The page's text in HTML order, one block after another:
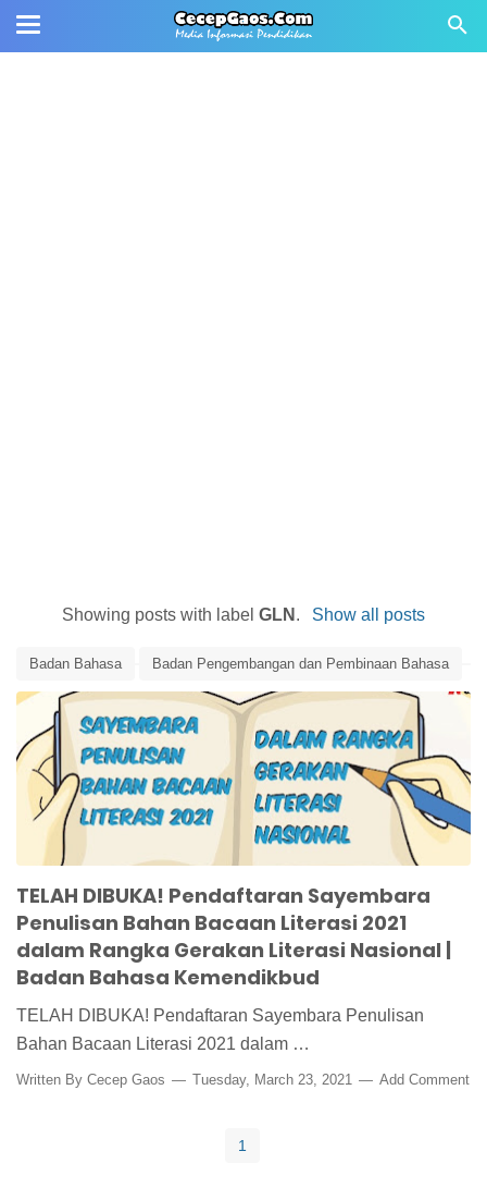
Showing posts with labelGLN . Show all posts
Badan Bahasa Badan Pengembangan dan Pembinaan Bahasa
Edunews Gerakan Literasi Nasional GLN Kemendikbud
Sayembara Penulisan Bahan Bacaan Literasi 2021
TELAH DIBUKA! Pendaftaran Sayembara
Penulisan Bahan Bacaan Literasi 2021
dalam Rangka Gerakan Literasi Nasional |
Badan Bahasa Kemendikbud
TELAH DIBUKA! Pendaftaran Sayembara Penulisan
Bahan Bacaan Literasi 2021 dalam …
Written By Cecep Gaos Tuesday, March 23, 2021 Add Comment
1